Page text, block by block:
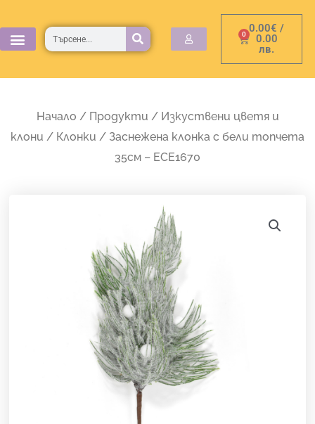
to
content
0.00€ /
0.00
лв.
0
Cart
Търсене
Начало / Продукти / Изкуствени цветя и
клони / Клонки / Заснежена клонка с бели топчета
35см – ECE1670